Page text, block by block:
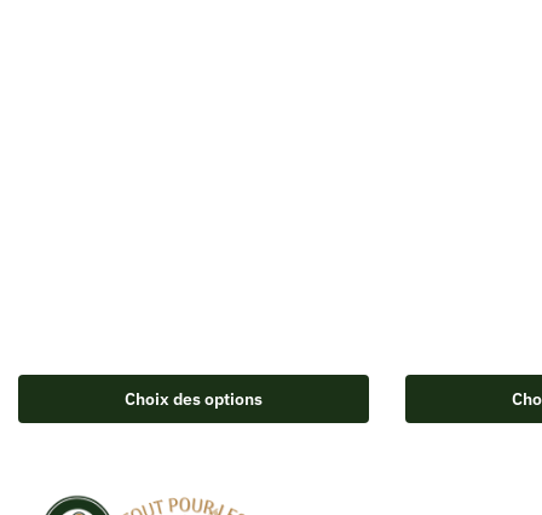
Choix des options